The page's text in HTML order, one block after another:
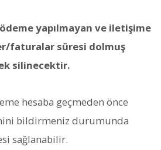
yapılmayan ve iletişime
faturalar süresi dolmuş
silinecektir.
hesaba geçmeden önce
bildirmeniz durumunda
sağlanabilir.